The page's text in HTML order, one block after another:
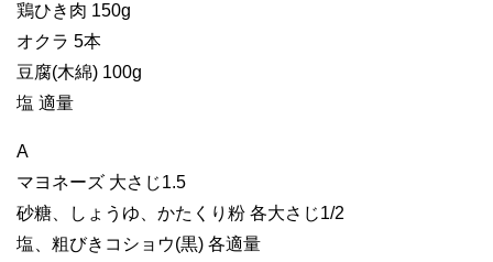
鶏ひき肉 150g
オクラ 5本
豆腐(木綿) 100g
塩 適量
A
マヨネーズ 大さじ1.5
砂糖、しょうゆ、かたくり粉 各大さじ1/2
塩、粗びきコショウ(黒) 各適量